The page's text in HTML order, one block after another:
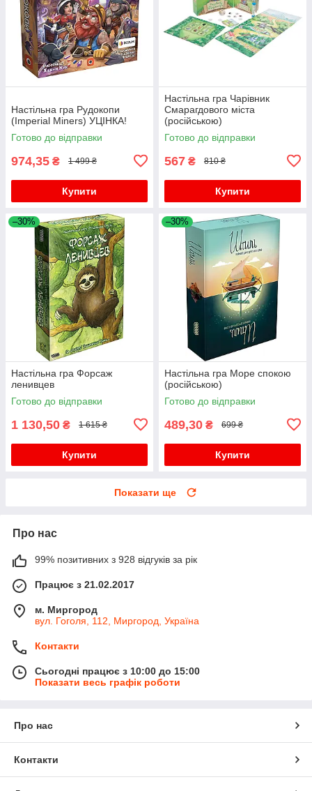
Настільна гра Рудокопи
(Imperial Miners) УЦІНКА!
Готово до відправки
974,35 ₴ 1 499 ₴
Купити
Настільна гра Чарівник
Смарагдового міста
(російською)
Готово до відправки
567 ₴ 810 ₴
Купити
–30%
Настільна гра Форсаж
ленивцев
Готово до відправки
1 130,50 ₴ 1 615 ₴
Купити
–30%
Настільна гра Море спокою
(російською)
Готово до відправки
489,30 ₴ 699 ₴
Купити
Показати ще
Про нас
99% позитивних з 928 відгуків за рік
Працює з 21.02.2017
м. Миргород
вул. Гоголя, 112, Миргород, Україна
Контакти
Сьогодні працює з 10:00 до 15:00
Показати весь графік роботи
Про нас
Контакти